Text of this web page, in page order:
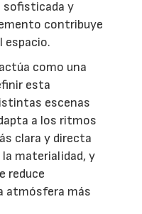
sofisticada y
contribuye
espacio.
como una
esta
escenas
a los ritmos
clara y directa
materialidad, y
reduce
atmósfera más